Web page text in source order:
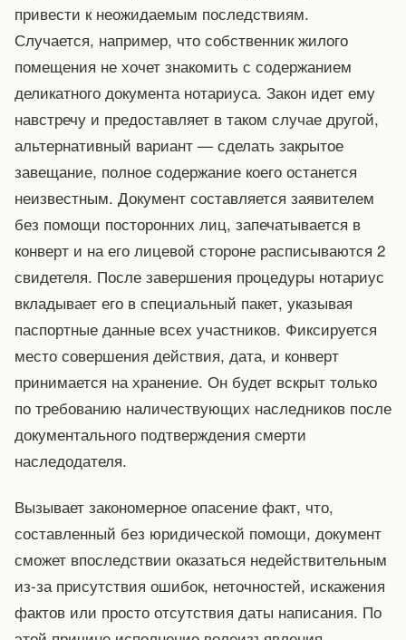
привести к неожидаемым последствиям.
Случается, например, что собственник жилого
помещения не хочет знакомить с содержанием
деликатного документа нотариуса. Закон идет ему
навстречу и предоставляет в таком случае другой,
альтернативный вариант — сделать закрытое
завещание, полное содержание коего останется
неизвестным. Документ составляется заявителем
без помощи посторонних лиц, запечатывается в
конверт и на его лицевой стороне расписываются 2
свидетеля. После завершения процедуры нотариус
вкладывает его в специальный пакет, указывая
паспортные данные всех участников. Фиксируется
место совершения действия, дата, и конверт
принимается на хранение. Он будет вскрыт только
по требованию наличествующих наследников после
документального подтверждения смерти
наследодателя.
Вызывает закономерное опасение факт, что,
составленный без юридической помощи, документ
сможет впоследствии оказаться недействительным
из-за присутствия ошибок, неточностей, искажения
фактов или просто отсутствия даты написания. По